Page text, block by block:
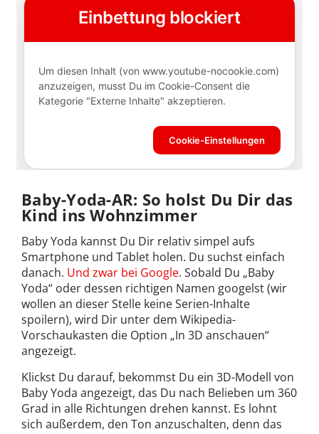
Baby-Yoda-AR: So holst Du Dir das
Kind ins Wohnzimmer
Baby Yoda kannst Du Dir relativ simpel aufs
Smartphone und Tablet holen. Du suchst einfach
danach. Und zwar bei Google. Sobald Du „Baby
Yoda“ oder dessen richtigen Namen googelst (wir
wollen an dieser Stelle keine Serien-Inhalte
spoilern), wird Dir unter dem Wikipedia-
Vorschaukasten die Option „In 3D anschauen“
angezeigt.
Klickst Du darauf, bekommst Du ein 3D-Modell von
Baby Yoda angezeigt, das Du nach Belieben um 360
Grad in alle Richtungen drehen kannst. Es lohnt
sich außerdem, den Ton anzuschalten, denn das